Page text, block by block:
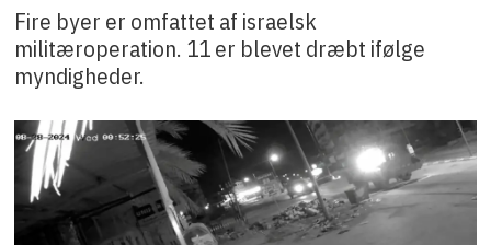
Fire byer er omfattet af israelsk
militæroperation. 11 er blevet dræbt ifølge
myndigheder.